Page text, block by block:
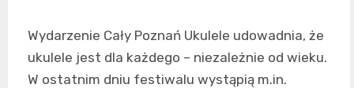
Wydarzenie Cały Poznań Ukulele udowadnia, że
ukulele jest dla każdego – niezależnie od wieku.
W ostatnim dniu festiwalu wystąpią m.in.